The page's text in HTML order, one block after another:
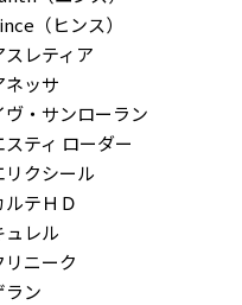
（ヒンス）
スレティア
ネッサ
ヴ・サンローラン
スティ ローダー
リクシール
ルテＨＤ
ュレル
リニーク
ラン